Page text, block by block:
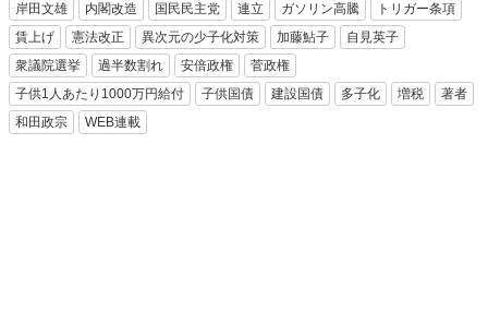
岸田文雄 内閣改造 国民民主党 連立 ガソリン高騰
トリガー条項
賃上げ
憲法改正 異次元の少子化対策 加藤鮎子
自見英子
衆議院選挙
過半数割れ 安倍政権
菅政権
子供1人あたり1000万円給付
子供国債 建設国債 多子化 増税
著者
和田政宗
WEB連載